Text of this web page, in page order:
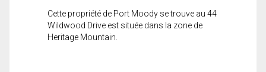
Cette propriété de Port Moody se trouve au 44
Wildwood Drive est située dans la zone de
Heritage Mountain.